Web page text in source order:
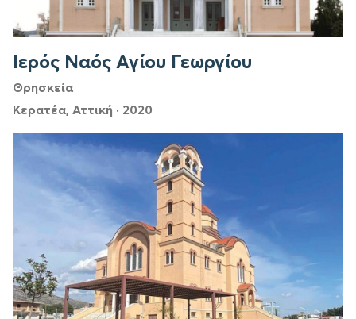
Ιερός Ναός Αγίου Γεωργίου
Θρησκεία
Κερατέα, Αττική · 2020